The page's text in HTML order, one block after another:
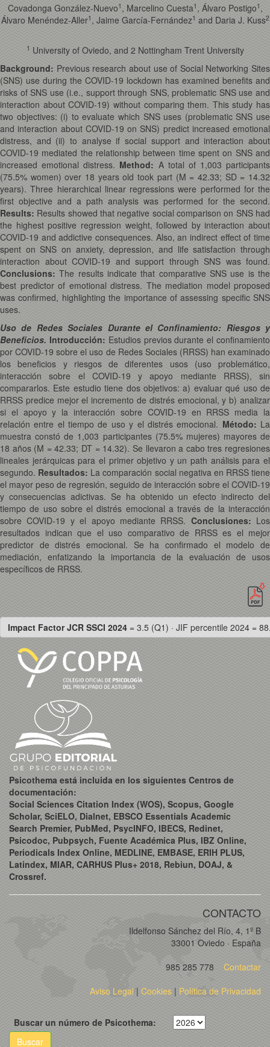
Covadonga González-Nuevo1 , Marcelino Cuesta1 , Álvaro Postigo1 ,
Álvaro Menéndez-Aller1 , Jaime García-Fernández1 and Daria J. Kuss2
1 University of Oviedo, and 2 Nottingham Trent University
Background: Previous research about use of Social Networking Sites
(SNS) use during the COVID-19 lockdown has examined benefits and
risks of SNS use (i.e., support through SNS, problematic SNS use and
interaction about COVID-19) without comparing them. This study has
two objectives: (i) to evaluate which SNS uses (problematic SNS use
and interaction about COVID-19 on SNS) predict increased emotional
distress, and (ii) to analyse if social support and interaction about
COVID-19 mediated the relationship between time spent on SNS and
increased emotional distress.Method: A total of 1,003 participants
(75.5% women) over 18 years old took part (M = 42.33; SD = 14.32
years). Three hierarchical linear regressions were performed for the
first objective and a path analysis was performed for the second.
Results: Results showed that negative social comparison on SNS had
the highest positive regression weight, followed by interaction about
COVID-19 and addictive consequences. Also, an indirect effect of time
spent on SNS on anxiety, depression, and life satisfaction through
interaction about COVID-19 and support through SNS was found.
Conclusions:The results indicate that comparative SNS use is the
best predictor of emotional distress. The mediation model proposed
was confirmed, highlighting the importance of assessing specific SNS
uses.
Uso de Redes Sociales Durante el Confinamiento: Riesgos y
Beneficios. Introducción: Estudios previos durante el confinamiento
por COVID-19 sobre el uso de Redes Sociales (RRSS) han examinado
los beneficios y riesgos de diferentes usos (uso problemático,
interacción sobre el COVID-19 y apoyo mediante RRSS), sin
compararlos. Este estudio tiene dos objetivos: a) evaluar qué uso de
RRSS predice mejor el incremento de distrés emocional, y b) analizar
si el apoyo y la interacción sobre COVID-19 en RRSS media la
relación entre el tiempo de uso y el distrés emocional. Método: La
muestra constó de 1,003 participantes (75.5% mujeres) mayores de
18 años (M = 42.33; DT = 14.32). Se llevaron a cabo tres regresiones
lineales jerárquicas para el primer objetivo y un path análisis para el
segundo. Resultados: La comparación social negativa en RRSS tiene
el mayor peso de regresión, seguido de interacción sobre el COVID-19
y consecuencias adictivas. Se ha obtenido un efecto indirecto del
tiempo de uso sobre el distrés emocional a través de la interacción
sobre COVID-19 y el apoyo mediante RRSS. Conclusiones: Los
resultados indican que el uso comparativo de RRSS es el mejor
predictor de distrés emocional. Se ha confirmado el modelo de
mediación, enfatizando la importancia de la evaluación de usos
específicos de RRSS.
Impact Factor JCR SSCI 2024 = 3.5 (Q1) · JIF percentile 2024 =
Psicothema está incluida en los siguientes Centros de
documentación:
Social Sciences Citation Index (WOS), Scopus, Google
Scholar, SciELO, Dialnet, EBSCO Essentials Academic
Search Premier, PubMed, PsycINFO, IBECS, Redinet,
Psicodoc, Pubpsych, Fuente Académica Plus, IBZ Online,
Periodicals Index Online, MEDLINE, EMBASE, ERIH PLUS,
Latindex, MIAR, CARHUS Plus+ 2018, Rebiun, DOAJ, &
Crossref.
CONTACTO
Ildelfonso Sánchez del Río, 4, 1º B
33001 Oviedo · España
985 285 778
Contactar
Aviso Legal| Cookies | Política de Privacidad
Buscar un número de Psicothema:
Buscar